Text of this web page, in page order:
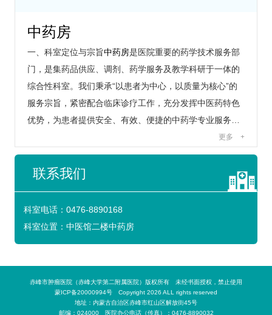
中药房
一、科室定位与宗旨中药房是医院重要的药学技术服务部
门，是集药品供应、调剂、药学服务及教学科研于一体的
综合性科室。我们秉承“以患者为中心，以质量为核心”的
服务宗旨，紧密配合临床诊疗工作，充分发挥中医药特色
优势，为患者提供安全、有效、便捷的中药学专业服务…
更多+
联系我们
科室电话： 0476-8890168
科室位置： 中医馆二楼中药房
赤峰市肿瘤医院（赤峰大学第二附属医院）版权所有 未经书面授权，禁止使用
蒙ICP备20000994号 Copyright 2026 ALL rights reserved
地址：内蒙古自治区赤峰市红山区解放街45号
邮编：024000 医院办公电话（传真）：0476-8890032